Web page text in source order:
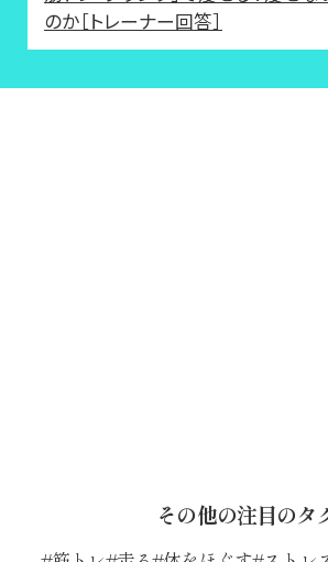
のか［トレーナー回答］
その他の注目のタ